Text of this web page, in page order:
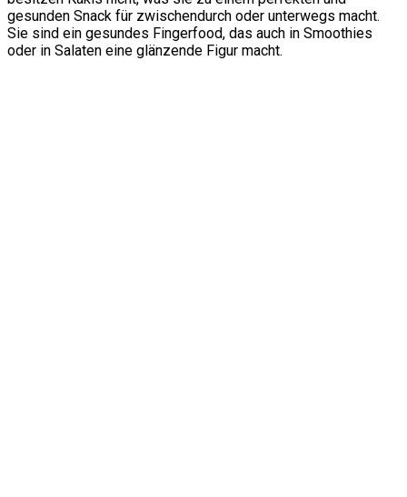
gesunden Snack für zwischendurch oder unterwegs macht.
Sie sind ein gesundes Fingerfood, das auch in Smoothies
oder in Salaten eine glänzende Figur macht.